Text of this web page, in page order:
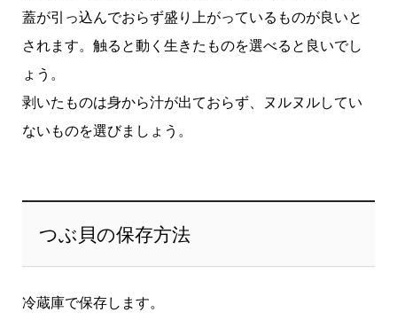
蓋が引っ込んでおらず盛り上がっているものが良いと
されます。触ると動く生きたものを選べると良いでし
ょう。
剥いたものは身から汁が出ておらず、ヌルヌルしてい
ないものを選びましょう。
つぶ貝の保存方法
冷蔵庫で保存します。